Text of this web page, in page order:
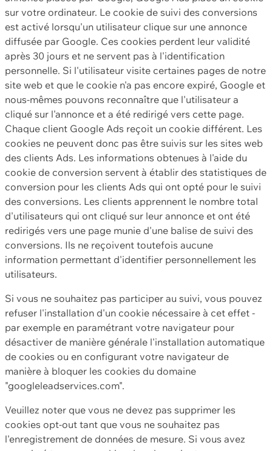
sur votre ordinateur. Le cookie de suivi des conversions
est activé lorsqu'un utilisateur clique sur une annonce
diffusée par Google. Ces cookies perdent leur validité
après 30 jours et ne servent pas à l'identification
personnelle. Si l'utilisateur visite certaines pages de notre
site web et que le cookie n'a pas encore expiré, Google et
nous-mêmes pouvons reconnaître que l'utilisateur a
cliqué sur l'annonce et a été redirigé vers cette page.
Chaque client Google Ads reçoit un cookie différent. Les
cookies ne peuvent donc pas être suivis sur les sites web
des clients Ads. Les informations obtenues à l'aide du
cookie de conversion servent à établir des statistiques de
conversion pour les clients Ads qui ont opté pour le suivi
des conversions. Les clients apprennent le nombre total
d'utilisateurs qui ont cliqué sur leur annonce et ont été
redirigés vers une page munie d'une balise de suivi des
conversions. Ils ne reçoivent toutefois aucune
information permettant d'identifier personnellement les
utilisateurs.
Si vous ne souhaitez pas participer au suivi, vous pouvez
refuser l'installation d'un cookie nécessaire à cet effet -
par exemple en paramétrant votre navigateur pour
désactiver de manière générale l'installation automatique
de cookies ou en configurant votre navigateur de
manière à bloquer les cookies du domaine
"googleleadservices.com".
Veuillez noter que vous ne devez pas supprimer les
cookies opt-out tant que vous ne souhaitez pas
l'enregistrement de données de mesure. Si vous avez